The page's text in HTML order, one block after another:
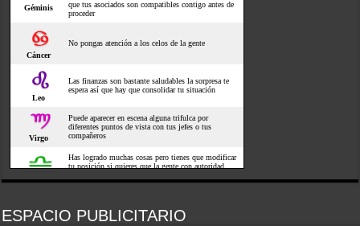
ESPACIO PUBLICITARIO